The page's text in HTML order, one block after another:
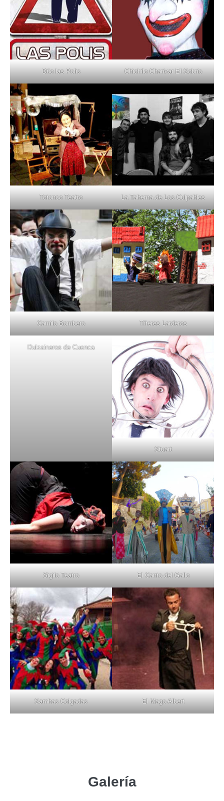
Dúo las Polis Chichilo Charivar El Sobrio
Totonco Teatro La Taberna de Los Culpables
Camilo Bombero Títeres Larderos
Dulzaineros de Cuenca
Stuart
Sigilo Teatro El Canto del Gallo
Sambas Colgadas El Mago Albert
Galería